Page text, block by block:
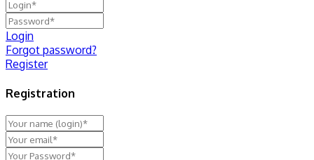
Login
Forgot password?
Register
Registration